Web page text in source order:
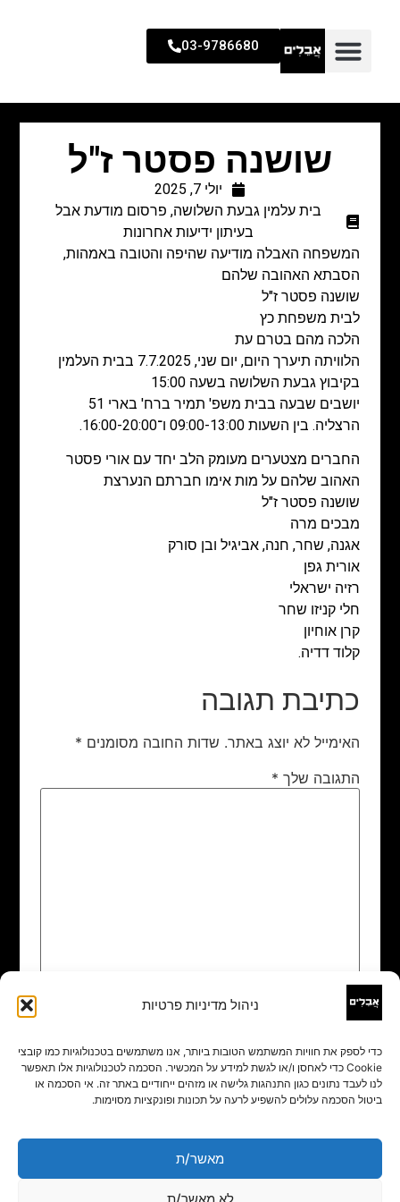
ניהול מדיניות פרטיות
כדי לספק את חוויות המשתמש הטובות ביותר, אנו משתמשים בטכנולוגיות כמו קובצי
Cookie כדי לאחסן ו/או לגשת למידע על המכשיר. הסכמה לטכנולוגיות אלו תאפשר
לנו לעבד נתונים כגון התנהגות גלישה או מזהים ייחודיים באתר זה. אי הסכמה או
ביטול הסכמה עלולים להשפיע לרעה על תכונות ופונקציות מסוימות.
מאשר/ת
לא מאשר/ת
03-9786680
שושנה פסטר ז"ל
יולי 7, 2025
בית עלמין גבעת השלושה, פרסום מודעת אבל
בעיתון ידיעות אחרונות
המשפחה האבלה מודיעה שהיפה והטובה באמהות,
הסבתא האהובה שלהם
שושנה פסטר ז"ל
לבית משפחת כץ
הלכה מהם בטרם עת
הלוויתה תיערך היום, יום שני, 7.7.2025 בבית העלמין
בקיבוץ גבעת השלושה בשעה 15:00
יושבים שבעה בבית משפ' תמיר ברח' בארי 51
הרצליה. בין השעות 09:00-13:00 ו־16:00-20:00.
החברים מצטערים מעומק הלב יחד עם אורי פסטר
האהוב שלהם על מות אימו חברתם הנערצת
שושנה פסטר ז"ל
מבכים מרה
אגנה, שחר, חנה, אביגיל ובן סורק
אורית גפן
רזיה ישראלי
חלי קניזו שחר
קרן אוחיון
קלוד דדיה.
כתיבת תגובה
האימייל לא יוצג באתר. שדות החובה מסומנים *
התגובה שלך *
שם
אימייל*